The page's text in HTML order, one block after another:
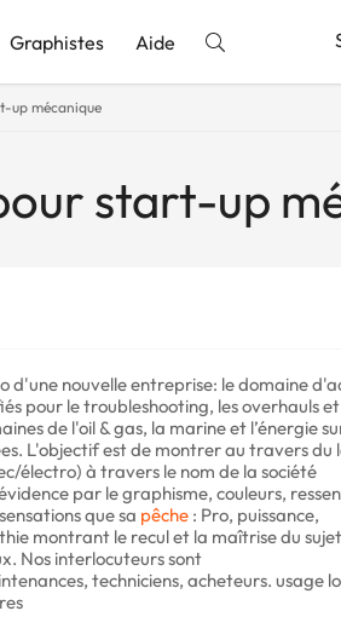
Graphistes Aide
up mécanique
start-up
d'une nouvelle entreprise: le domaine
pour le troubleshooting, les overhauls
de l'oil & gas, la marine et l’énergie
L'objectif est de montrer au travers du
électro) à travers le nom de la société
par le graphisme, couleurs,
que sa pêche : Pro, puissance,
montrant le recul et la maîtrise du
Nos interlocuteurs sont
techniciens, acheteurs. usage